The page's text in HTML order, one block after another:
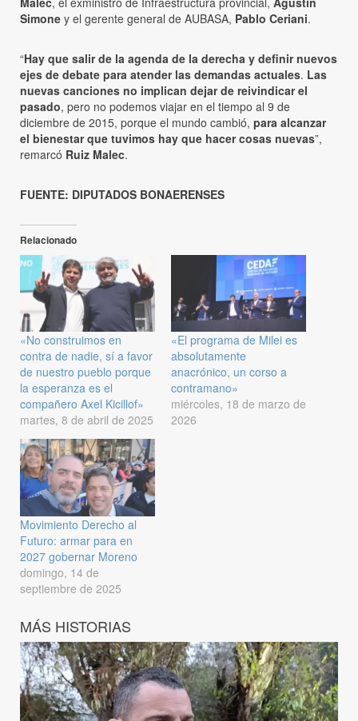
Simone y el gerente general de AUBASA, Pablo Ceriani.
“Hay que salir de la agenda de la derecha y definir nuevos
ejes de debate para atender las demandas actuales. Las
nuevas canciones no implican dejar de reivindicar el
pasado, pero no podemos viajar en el tiempo al 9 de
diciembre de 2015, porque el mundo cambió, para alcanzar
el bienestar que tuvimos hay que hacer cosas nuevas”,
remarcó Ruiz Malec.
FUENTE: DIPUTADOS BONAERENSES
Relacionado
«No construimos en
contra de nadie, sí a favor
de nuestro pueblo porque
la esperanza es el
compañero Axel Kicillof»
martes, 8 de abril de 2025
«El programa de Milei es
absolutamente
anacrónico, un corso a
contramano»
miércoles, 18 de marzo de
2026
Movimiento Derecho al
Futuro: armar para en
2027 gobernar Moreno
domingo, 14 de
septiembre de 2025
MÁS HISTORIAS